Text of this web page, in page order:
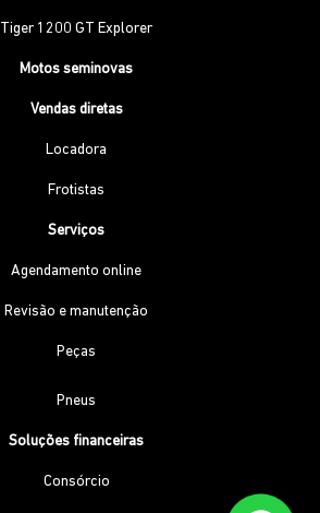
Tiger 1200 GT Explorer
Motos seminovas
Vendas diretas
Locadora
Frotistas
Serviços
Agendamento online
Revisão e manutenção
Peças
Pneus
Soluções financeiras
Consórcio